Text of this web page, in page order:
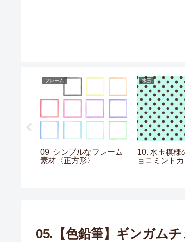
フレーム
09. シンプルなフレーム
素材〈正方形〉
水玉
10. 水玉模様
ョコミントカ
05.【色鉛筆】ギンガム